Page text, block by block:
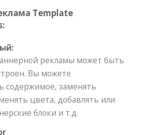
Template
рекламы может быть
Вы можете
содержимое, заменять
цвета, добавлять или
блоки и т.д.